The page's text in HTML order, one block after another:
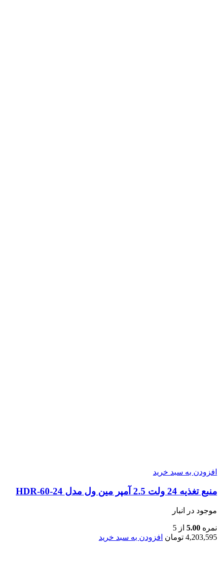
افزودن به سبد خرید
منبع تغذیه 24 ولت 2.5 آمپر مین ول مدل HDR-60-24
موجود در انبار
نمره 5.00 از 5
4,203,595 تومان افزودن به سبد خرید